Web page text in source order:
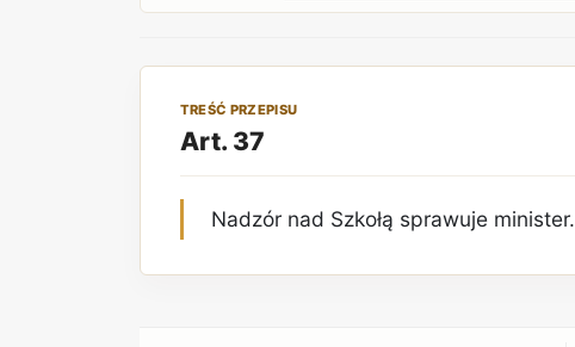
TREŚĆ PRZEPISU
Art. 37
Nadzór nad Szkołą sprawuje minister.